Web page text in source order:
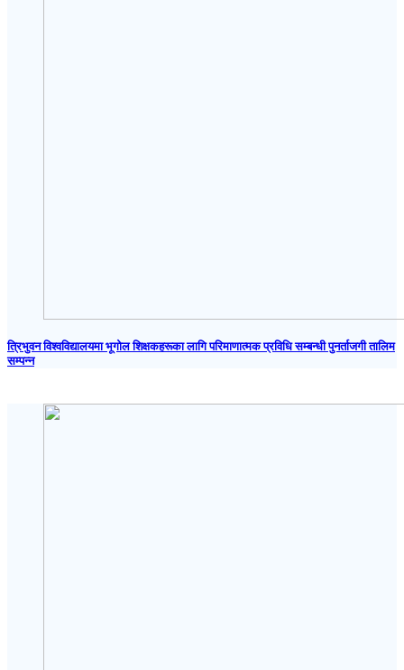
त्रिभुवन विश्वविद्यालयमा भूगोल शिक्षकहरूका लागि परिमाणात्मक प्रविधि सम्बन्धी पुनर्ताजगी तालिम
सम्पन्न